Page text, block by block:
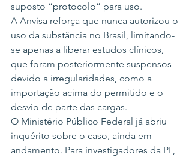
suposto “protocolo” para uso.
A Anvisa reforça que nunca autorizou o
uso da substância no Brasil, limitando-
se apenas a liberar estudos clínicos,
que foram posteriormente suspensos
devido a irregularidades, como a
importação acima do permitido e o
desvio de parte das cargas.
O Ministério Público Federal já abriu
inquérito sobre o caso, ainda em
andamento. Para investigadores da PF,